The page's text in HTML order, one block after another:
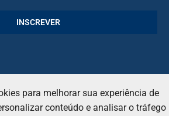
limitações físicas após a pausa
para melhorar sua experiência de
conteúdo e analisar o tráfego